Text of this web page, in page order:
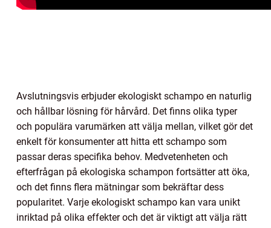
Avslutningsvis erbjuder ekologiskt schampo en naturlig
och hållbar lösning för hårvård. Det finns olika typer
och populära varumärken att välja mellan, vilket gör det
enkelt för konsumenter att hitta ett schampo som
passar deras specifika behov. Medvetenheten och
efterfrågan på ekologiska schampon fortsätter att öka,
och det finns flera mätningar som bekräftar dess
popularitet. Varje ekologiskt schampo kan vara unikt
inriktad på olika effekter och det är viktigt att välja rätt